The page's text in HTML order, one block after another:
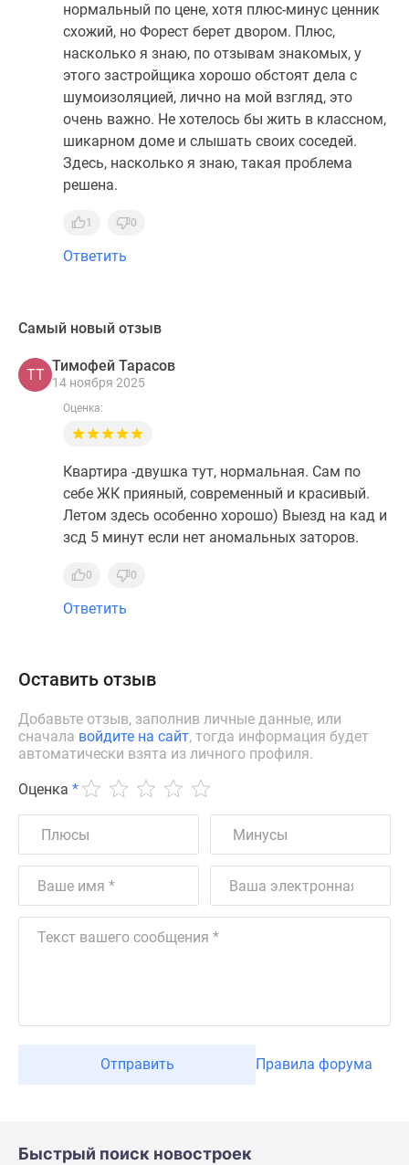
нормальный по цене, хотя плюс-минус ценник
схожий, но Форест берет двором. Плюс,
насколько я знаю, по отзывам знакомых, у
этого застройщика хорошо обстоят дела с
шумоизоляцией, лично на мой взгляд, это
очень важно. Не хотелось бы жить в классном,
шикарном доме и слышать своих соседей.
Здесь, насколько я знаю, такая проблема
решена.
1 0
Ответить
Самый новый отзыв
ТТ
Тимофей Тарасов
14 ноября 2025
Оценка:
Квартира -двушка тут, нормальная. Сам по
себе ЖК прияный, современный и красивый.
Летом здесь особенно хорошо) Выезд на кад и
зсд 5 минут если нет аномальных заторов.
0 0
Ответить
Оставить отзыв
Добавьте отзыв, заполнив личные данные, или
сначала войдите на сайт, тогда информация будет
автоматически взята из личного профиля.
Оценка *
Отправить Правила форума
Быстрый поиск новостроек